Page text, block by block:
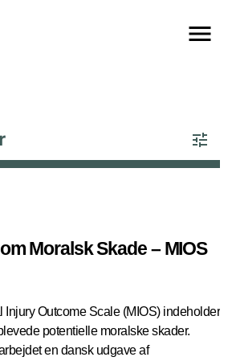
Moralsk Skade – MIOS
Injury Outcome Scale (MIOS) indeholder
potentielle moralske skader.
en dansk udgave af